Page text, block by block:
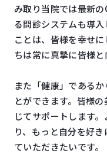
み取り当院では最新
る問診システムも導
ことは、皆様を幸せ
ちは常に真摯に皆様と
また「健康」である
とができます。皆様
じてサポートします
り、もっと自分を好
ていただきたいです。